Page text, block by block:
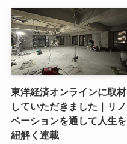
東洋経済オンラインに取材
していただきました｜リノ
ベーションを通して人生を
紐解く連載